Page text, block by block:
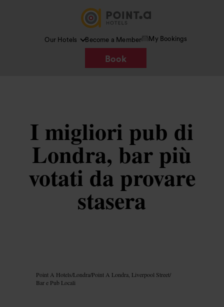
Our Hotels Become a Member My Bookings
Book
I migliori pub di
Londra, bar più
votati da provare
stasera
Point A Hotels/Londra/Point A Londra, Liverpool Street/
Bar e Pub Locali